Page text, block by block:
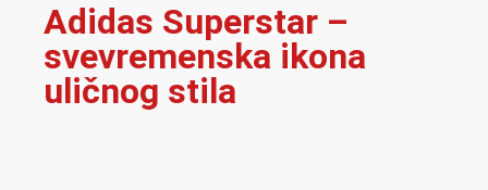
Adidas Superstar –
svevremenska ikona
uličnog stila